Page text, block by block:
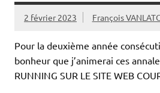
2 février 2023 François
Pour la deuxième année
bonheur que j’animerai ces
RUNNING SUR LE SITE WEB